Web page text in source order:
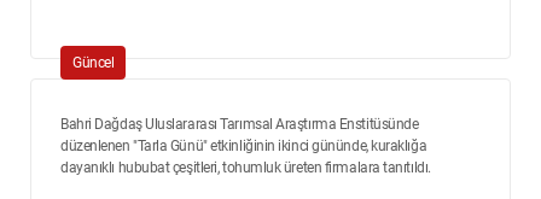
Güncel
Bahri Dağdaş Uluslararası Tarımsal Araştırma Enstitüsünde
düzenlenen "Tarla Günü" etkinliğinin ikinci gününde, kuraklığa
dayanıklı hububat çeşitleri, tohumluk üreten firmalara tanıtıldı.